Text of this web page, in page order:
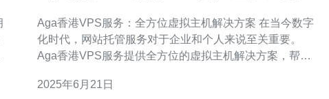
Aga香港VPS服务：全方位虚拟主机解决方案 在当今数字
化时代，网站托管服务对于企业和个人来说至关重要。
Aga香港VPS服务提供全方位的虚拟主机解决方案，帮助
性。 VPS即虚拟专用服务器，是一种虚拟化技术，将一个
2025年6月21日